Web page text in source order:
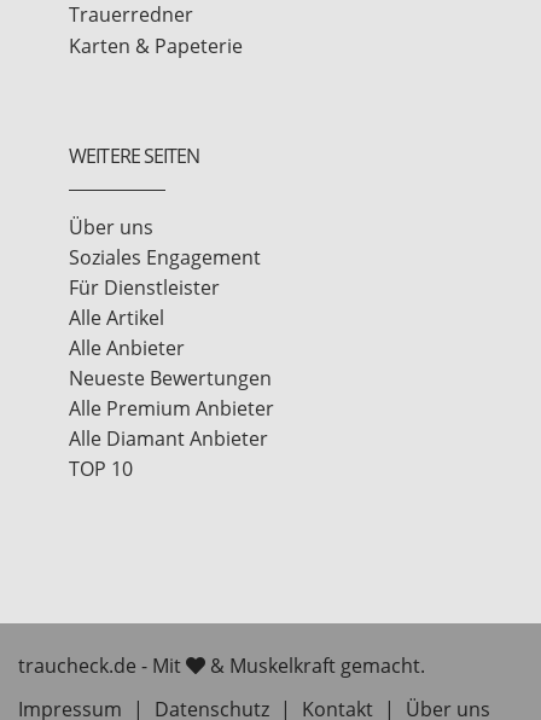
Trauerredner
Karten & Papeterie
WEITERE SEITEN
Über uns
Soziales Engagement
Für Dienstleister
Alle Artikel
Alle Anbieter
Neueste Bewertungen
Alle Premium Anbieter
Alle Diamant Anbieter
TOP 10
traucheck.de - Mit
& Muskelkraft gemacht.
Impressum
| Datenschutz | Kontakt | Über uns